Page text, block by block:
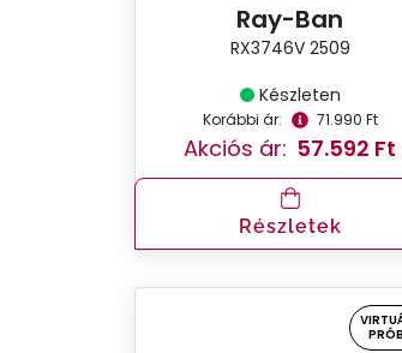
Ray-Ban
RX3746V 2509
Készleten
Korábbi ár: 71.990 Ft
Akciós ár: 57.592 Ft
Részletek